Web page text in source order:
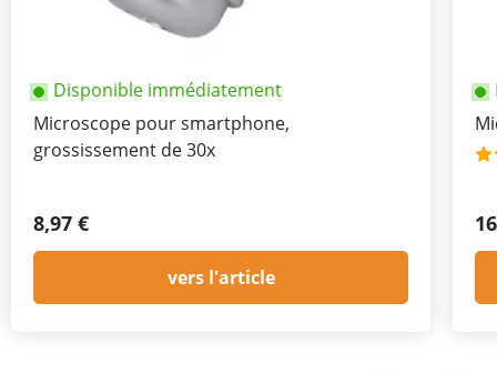
Disponible immédiatement
Microscope pour smartphone,
grossissement de 30x
8,97 €
vers l'article